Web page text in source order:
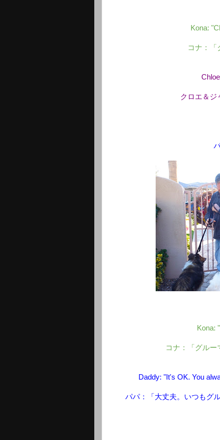
Kona:
コナ：「
クロエ＆ジ
Kona:
コナ：「グル
Daddy: "It's OK. You
パパ：「大丈夫。いつもグ